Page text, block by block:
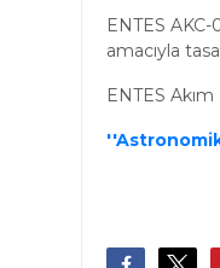
ENTES
amacıyla
ENTES
''Astronomik